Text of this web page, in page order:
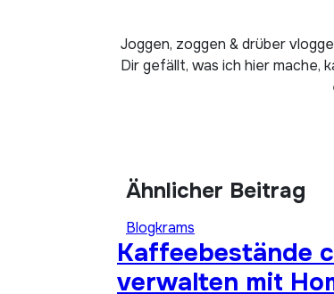
Joggen, zoggen & drüber
Dir gefällt, was ich hier mache,
Ähnlicher Beitrag
Blogkrams
Kaffeebestände
verwalten mit